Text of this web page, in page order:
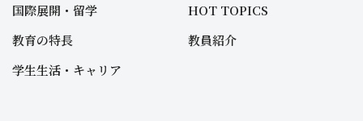
国際展開・留学
教育の特長
学生生活・キャリア
HOT TOPICS
教員紹介